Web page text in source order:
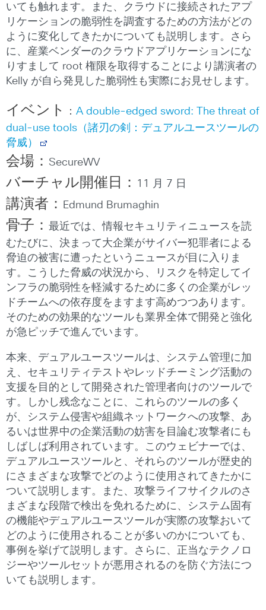
いても触れます。また、クラウドに接続されたアプ
リケーションの脆弱性を調査するための方法がどの
ように変化してきたかについても説明します。さら
に、産業ベンダーのクラウドアプリケーションにな
りすまして root 権限を取得することにより講演者の
Kelly が自ら発見した脆弱性も実際にお見せします。
イベント ： A double-edged sword: The threat of
dual-use tools（諸刃の剣：デュアルユースツールの
脅威）
会場： SecureWV
バーチャル開催日： 11 月 7 日
講演者： Edmund Brumaghin
骨子： 最近では、情報セキュリティニュースを読
むたびに、決まって大企業がサイバー犯罪者による
脅迫の被害に遭ったというニュースが目に入りま
す。こうした脅威の状況から、リスクを特定してイ
ンフラの脆弱性を軽減するために多くの企業がレッ
ドチームへの依存度をますます高めつつあります。
そのための効果的なツールも業界全体で開発と強化
が急ピッチで進んでいます。
本来、デュアルユースツールは、システム管理に加
え、セキュリティテストやレッドチーミング活動の
支援を目的として開発された管理者向けのツールで
す。しかし残念なことに、これらのツールの多く
が、システム侵害や組織ネットワークへの攻撃、あ
るいは世界中の企業活動の妨害を目論む攻撃者にも
しばしば利用されています。このウェビナーでは、
デュアルユースツールと、それらのツールが歴史的
にさまざまな攻撃でどのように使用されてきたかに
ついて説明します。また、攻撃ライフサイクルのさ
まざまな段階で検出を免れるために、システム固有
の機能やデュアルユースツールが実際の攻撃おいて
どのように使用されることが多いのかについても、
事例を挙げて説明します。さらに、正当なテクノロ
ジーやツールセットが悪用されるのを防ぐ方法につ
いても説明します。